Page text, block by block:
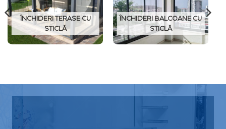
ÎNCHIDERI TERASE CU
STICLĂ
ÎNCHIDERI BALCOANE CU
STICLĂ